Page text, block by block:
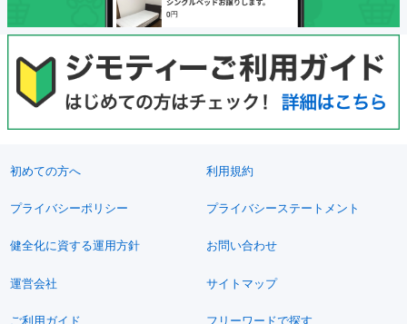
初めての方へ 利用規約
プライバシーポリシー プライバシーステートメント
健全化に資する運用方針 お問い合わせ
運営会社 サイトマップ
ご利用ガイド フリーワードで探す